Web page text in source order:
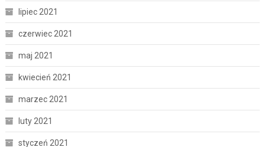
lipiec 2021
czerwiec 2021
maj 2021
kwiecień 2021
marzec 2021
luty 2021
styczeń 2021